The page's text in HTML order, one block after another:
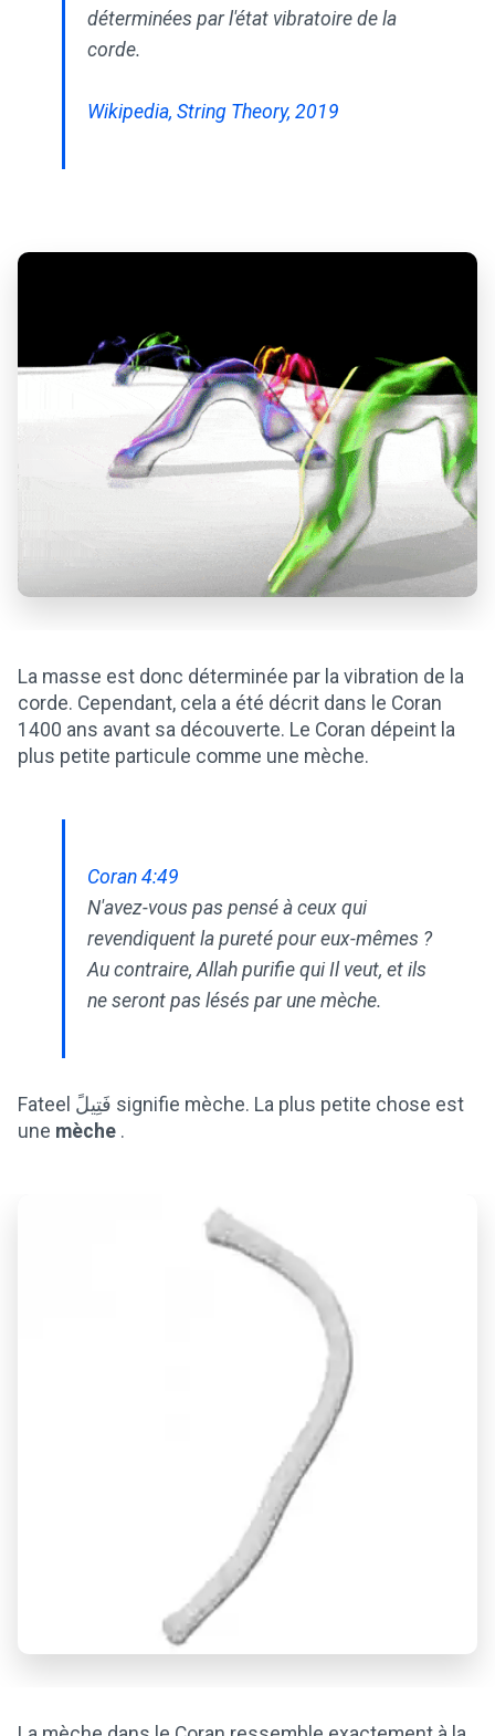
déterminées par l'état vibratoire de la
corde.
Wikipedia, String Theory, 2019
La masse est donc déterminée par la vibration de la
corde. Cependant, cela a été décrit dans le Coran
1400 ans avant sa découverte. Le Coran dépeint la
plus petite particule comme une mèche.
Coran 4:49
N'avez-vous pas pensé à ceux qui
revendiquent la pureté pour eux-mêmes ?
Au contraire, Allah purifie qui Il veut, et ils
ne seront pas lésés par une mèche.
Fateel فَتِيلً signifie mèche. La plus petite chose est
une mèche .